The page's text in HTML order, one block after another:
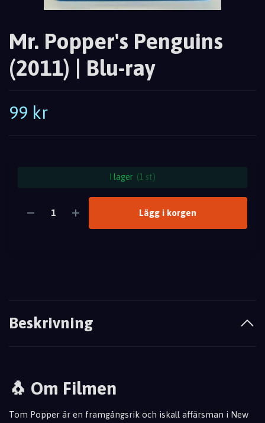
Mr. Popper's Penguins
(2011) | Blu-ray
99 kr
I lager (1 st)
Lägg i korgen
Beskrivning
🐧 Om Filmen
Tom Popper är en framgångsrik och iskall affärsman i New